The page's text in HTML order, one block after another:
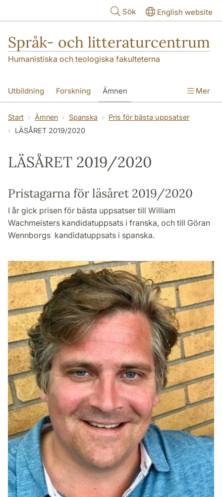
Sök English website
Språk- och litteraturcentrum
Humanistiska och teologiska fakulteterna
Utbildning Forskning Ämnen
SOL-husen Kontakt Institutionen
översättning till svenska
Mer
Start Ämnen Spanska
Pris för bästa uppsatser
LÄSÅRET 2019/2020
LÄSÅRET 2019/2020
Pristagarna för läsåret 2019/2020
I år gick prisen för bästa uppsatser till William
Wachmeisters kandidatuppsats i franska, och till Göran
Wennborgs kandidatuppsats i spanska.